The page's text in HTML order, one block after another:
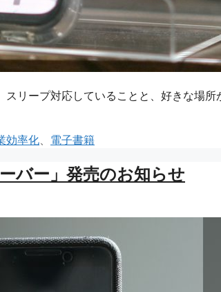
リープ対応していることと、好きな場所
効率化、 電子書籍
バー」発売のお知らせ